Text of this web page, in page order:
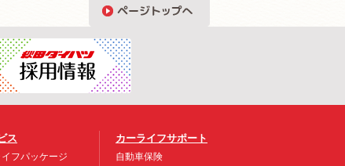
ス
フパッケージ
カーライフサポート
自動車保険